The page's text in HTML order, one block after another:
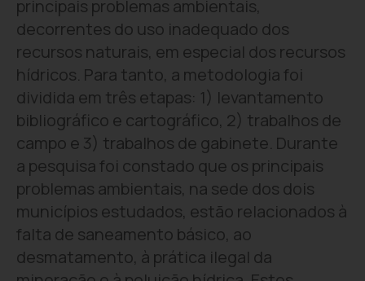
principais problemas ambientais,
decorrentes do uso inadequado dos
recursos naturais, em especial dos recursos
hídricos. Para tanto, a metodologia foi
dividida em três etapas: 1) levantamento
bibliográfico e cartográfico, 2) trabalhos de
campo e 3) trabalhos de gabinete. Durante
a pesquisa foi constado que os principais
problemas ambientais, na sede dos dois
municípios estudados, estão relacionados à
falta de saneamento básico, ao
desmatamento, à prática ilegal da